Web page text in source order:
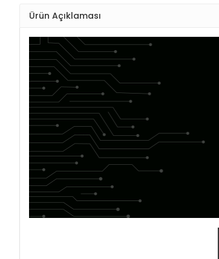
Ürün Açıklaması